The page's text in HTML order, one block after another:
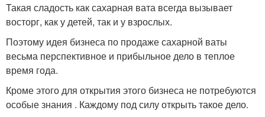
Такая сладость как сахарная вата всегда вызывает
восторг, как у детей, так и у взрослых.
Поэтому идея бизнеса по продаже сахарной ваты
весьма перспективное и прибыльное дело в теплое
время года.
Кроме этого для открытия этого бизнеса не потребуются
особые знания . Каждому под силу открыть такое дело.